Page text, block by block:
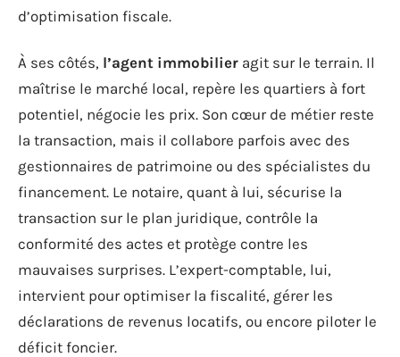
d’optimisation fiscale.
À ses côtés, l’agent immobilier agit sur le terrain. Il
maîtrise le marché local, repère les quartiers à fort
potentiel, négocie les prix. Son cœur de métier reste
la transaction, mais il collabore parfois avec des
gestionnaires de patrimoine ou des spécialistes du
financement. Le notaire, quant à lui, sécurise la
transaction sur le plan juridique, contrôle la
conformité des actes et protège contre les
mauvaises surprises. L’expert-comptable, lui,
intervient pour optimiser la fiscalité, gérer les
déclarations de revenus locatifs, ou encore piloter le
déficit foncier.